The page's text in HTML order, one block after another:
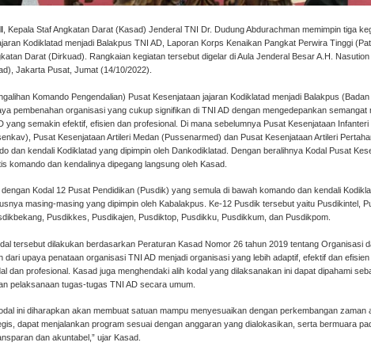
, Kepala Staf Angkatan Darat (Kasad) Jenderal TNI Dr. Dudung Abdurachman memimpin tiga
Kodiklatad menjadi Balakpus TNI AD, Laporan Korps Kenaikan Pangkat Perwira Tinggi
Darat (Dirkuad). Rangkaian kegiatan tersebut digelar di Aula Jenderal Besar A.H.
Jakarta Pusat, Jumat (14/10/2022).
Komando Pengendalian) Pusat Kesenjataan jajaran Kodiklatad menjadi Balakpus
pembenahan organisasi yang cukup signifikan di TNI AD dengan mengedepankan
yang semakin efektif, efisien dan profesional. Di mana sebelumnya Pusat Kesenjataan
Pusat Kesenjataan Artileri Medan (Pussenarmed) dan Pusat Kesenjataan Artileri
dan kendali Kodiklatad yang dipimpin oleh Dankodiklatad. Dengan beralihnya Kodal Pusat
komando dan kendalinya dipegang langsung oleh Kasad.
dengan Kodal 12 Pusat Pendidikan (Pusdik) yang semula di bawah komando dan kendali
masing-masing yang dipimpin oleh Kabalakpus. Ke-12 Pusdik tersebut yaitu Pusdikintel,
Pusdikkes, Pusdikajen, Pusdiktop, Pusdikku, Pusdikkum, dan Pusdikpom.
tersebut dilakukan berdasarkan Peraturan Kasad Nomor 26 tahun 2019 tentang Organisasi
dari upaya penataan organisasi TNI AD menjadi organisasi yang lebih adaptif, efektif dan
dan profesional. Kasad juga menghendaki alih kodal yang dilaksanakan ini dapat dipahami
pelaksanaan tugas-tugas TNI AD secara umum.
ini diharapkan akan membuat satuan mampu menyesuaikan dengan perkembangan zaman
dapat menjalankan program sesuai dengan anggaran yang dialokasikan, serta bermuara
dan akuntabel,” ujar Kasad.